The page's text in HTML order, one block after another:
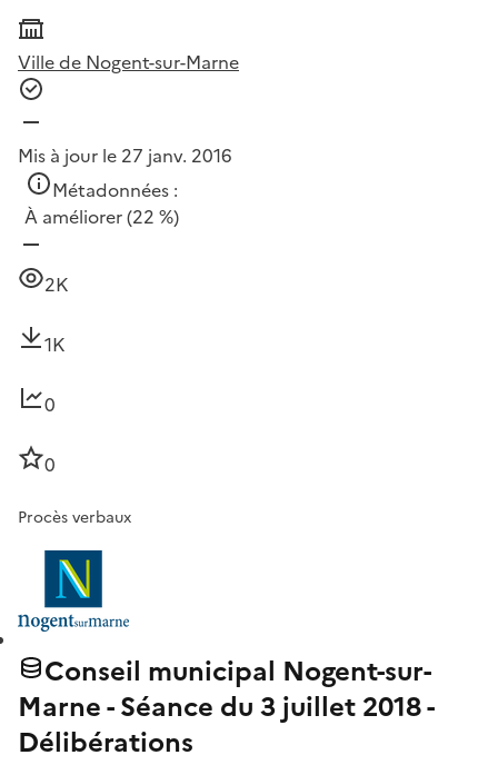
Ville de Nogent-sur-Marne
Mis à jour le 27 janv. 2016
Métadonnées :
À améliorer(22 %)
2K
1K
0
0
Procès verbaux
Conseil municipal Nogent-sur-
Marne - Séance du 3 juillet 2018 -
Délibérations